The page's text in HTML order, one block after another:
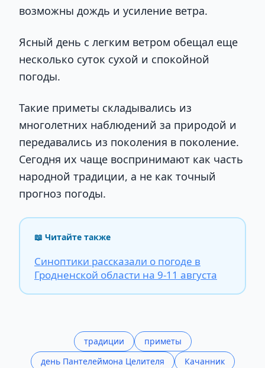
возможны дождь и усиление ветра.
Ясный день с легким ветром обещал еще
несколько суток сухой и спокойной
погоды.
Такие приметы складывались из
многолетних наблюдений за природой и
передавались из поколения в поколение.
Сегодня их чаще воспринимают как часть
народной традиции, а не как точный
прогноз погоды.
📖 Читайте также
Синоптики рассказали о погоде в
Гродненской области на 9-11 августа
традиции
приметы
день Пантелеймона Целителя
Качанник